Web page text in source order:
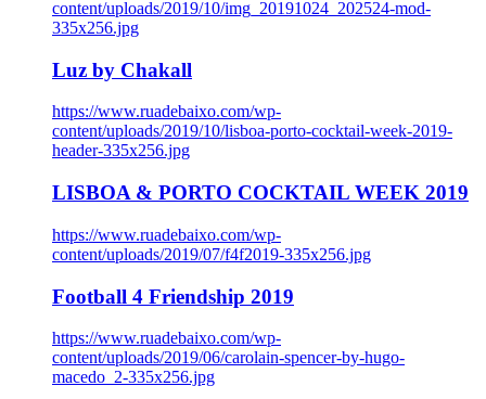
content/uploads/2019/10/img_20191024_202524-mod-
335x256.jpg
Luz by Chakall
https://www.ruadebaixo.com/wp-
content/uploads/2019/10/lisboa-porto-cocktail-week-2019-
header-335x256.jpg
LISBOA & PORTO COCKTAIL WEEK 2019
https://www.ruadebaixo.com/wp-
content/uploads/2019/07/f4f2019-335x256.jpg
Football 4 Friendship 2019
https://www.ruadebaixo.com/wp-
content/uploads/2019/06/carolain-spencer-by-hugo-
macedo_2-335x256.jpg